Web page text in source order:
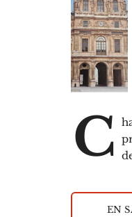
C
EN